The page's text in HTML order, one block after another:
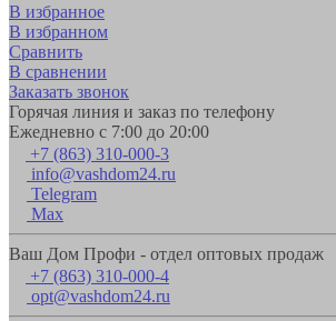
В избранное
В избранном
Сравнить
В сравнении
Заказать звонок
Горячая линия и заказ по телефону
Ежедневно с 7:00 до 20:00
+7 (863) 310-000-3
info@vashdom24.ru
Telegram
Max
Ваш Дом Профи - отдел оптовых продаж
+7 (863) 310-000-4
opt@vashdom24.ru